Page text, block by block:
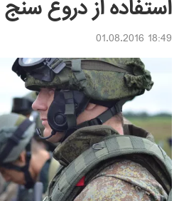
استفاده از دروغ سنج
18:49 01.08.2016